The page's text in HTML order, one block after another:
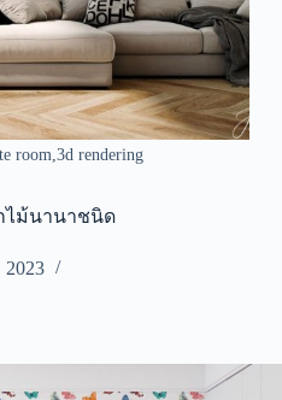
room,3d rendering
ไม้นานาชนิด
2023